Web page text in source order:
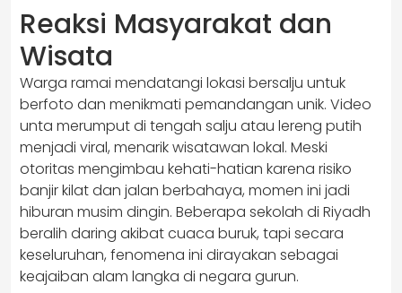
Reaksi Masyarakat dan
Wisata
Warga ramai mendatangi lokasi bersalju untuk
berfoto dan menikmati pemandangan unik. Video
unta merumput di tengah salju atau lereng putih
menjadi viral, menarik wisatawan lokal. Meski
otoritas mengimbau kehati-hatian karena risiko
banjir kilat dan jalan berbahaya, momen ini jadi
hiburan musim dingin. Beberapa sekolah di Riyadh
beralih daring akibat cuaca buruk, tapi secara
keseluruhan, fenomena ini dirayakan sebagai
keajaiban alam langka di negara gurun.